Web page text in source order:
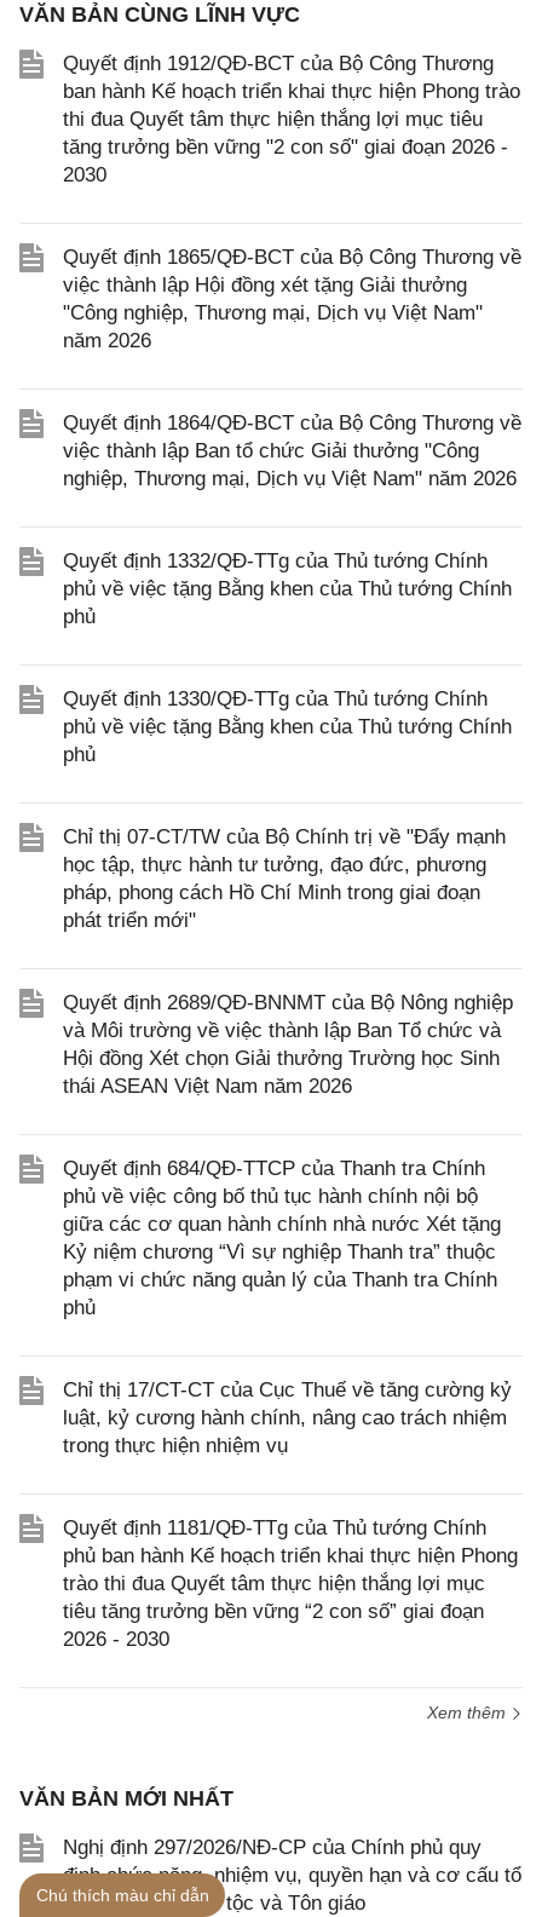
VĂN BẢN CÙNG LĨNH VỰC
Quyết định 1912/QĐ-BCT của Bộ Công Thương
ban hành Kế hoạch triển khai thực hiện Phong trào
thi đua Quyết tâm thực hiện thắng lợi mục tiêu
tăng trưởng bền vững "2 con số" giai đoạn 2026 -
2030
Quyết định 1865/QĐ-BCT của Bộ Công Thương về
việc thành lập Hội đồng xét tặng Giải thưởng
"Công nghiệp, Thương mại, Dịch vụ Việt Nam"
năm 2026
Quyết định 1864/QĐ-BCT của Bộ Công Thương về
việc thành lập Ban tổ chức Giải thưởng "Công
nghiệp, Thương mại, Dịch vụ Việt Nam" năm 2026
Quyết định 1332/QĐ-TTg của Thủ tướng Chính
phủ về việc tặng Bằng khen của Thủ tướng Chính
phủ
Quyết định 1330/QĐ-TTg của Thủ tướng Chính
phủ về việc tặng Bằng khen của Thủ tướng Chính
phủ
Chỉ thị 07-CT/TW của Bộ Chính trị về "Đẩy mạnh
học tập, thực hành tư tưởng, đạo đức, phương
pháp, phong cách Hồ Chí Minh trong giai đoạn
phát triển mới"
Quyết định 2689/QĐ-BNNMT của Bộ Nông nghiệp
và Môi trường về việc thành lập Ban Tổ chức và
Hội đồng Xét chọn Giải thưởng Trường học Sinh
thái ASEAN Việt Nam năm 2026
Quyết định 684/QĐ-TTCP của Thanh tra Chính
phủ về việc công bố thủ tục hành chính nội bộ
giữa các cơ quan hành chính nhà nước Xét tặng
Kỷ niệm chương “Vì sự nghiệp Thanh tra” thuộc
phạm vi chức năng quản lý của Thanh tra Chính
phủ
Chỉ thị 17/CT-CT của Cục Thuế về tăng cường kỷ
luật, kỷ cương hành chính, nâng cao trách nhiệm
trong thực hiện nhiệm vụ
Quyết định 1181/QĐ-TTg của Thủ tướng Chính
phủ ban hành Kế hoạch triển khai thực hiện Phong
trào thi đua Quyết tâm thực hiện thắng lợi mục
tiêu tăng trưởng bền vững “2 con số” giai đoạn
2026 - 2030
Xem thêm
VĂN BẢN MỚI NHẤT
Nghị định 297/2026/NĐ-CP của Chính phủ quy
định chức năng, nhiệm vụ, quyền hạn và cơ cấu tổ
chức của Bộ Dân tộc và Tôn giáo
Chú thích màu chỉ dẫn